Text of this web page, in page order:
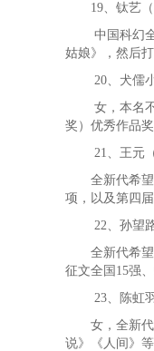
19、钛艺（
中国科幻
姑娘》，然后
20、犬儒
女，本名
奖）优秀作品
21、王元
全新代希望之
项，以及第四
22、孙望
全新代希望之
征文全国15强
23、陈虹
女，全新代希
说》《人间》